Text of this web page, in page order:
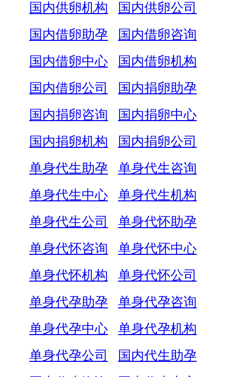
国内供卵机构
国内供卵公司
国内借卵助孕
国内借卵咨询
国内借卵中心
国内借卵机构
国内借卵公司
国内捐卵助孕
国内捐卵咨询
国内捐卵中心
国内捐卵机构
国内捐卵公司
单身代生助孕
单身代生咨询
单身代生中心
单身代生机构
单身代生公司
单身代怀助孕
单身代怀咨询
单身代怀中心
单身代怀机构
单身代怀公司
单身代孕助孕
单身代孕咨询
单身代孕中心
单身代孕机构
单身代孕公司
国内代生助孕